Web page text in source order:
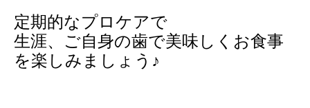
定期的なプロケアで
生涯、ご自身の歯で美味しくお食事
を楽しみましょう♪